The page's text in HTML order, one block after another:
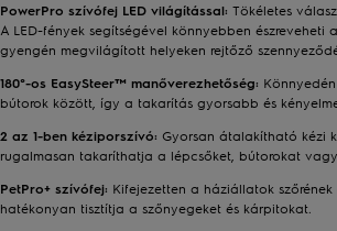
PowerPro szívófej LED világítással: Tökéletes
A LED-fények segítségével könnyebben
gyengén megvilágított helyeken rejtőző
180°-os EasySteer™ manőverezhetőség:
bútorok között, így a takarítás gyorsabb és
2 az 1-ben kéziporszívó: Gyorsan átalakítható kézi
rugalmasan takaríthatja a lépcsőket, bútorokat
PetPro+ szívófej: Kifejezetten a háziállatok
hatékonyan tisztítja a szőnyegeket és kárpitokat.